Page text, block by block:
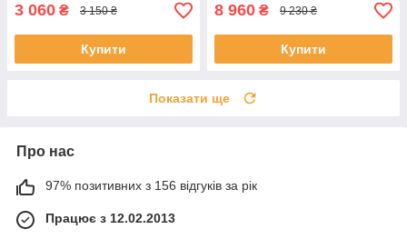
3 060 ₴ 3 150 ₴
Купити
8 960 ₴ 9 230 ₴
Купити
Показати ще
Про нас
97% позитивних з 156 відгуків за рік
Працює з 12.02.2013